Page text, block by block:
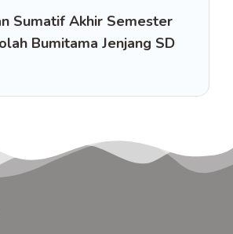
Sumatif Akhir Semester
Bumitama Jenjang SD